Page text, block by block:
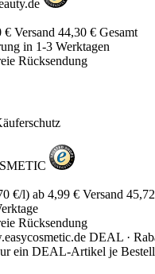
€ Versand 44,30 € Gesamt
in 1-3 Werktagen
Rücksendung
€/l) ab 4,99 € Versand
Rücksendung
DEAL ·
ein DEAL-Artikel je